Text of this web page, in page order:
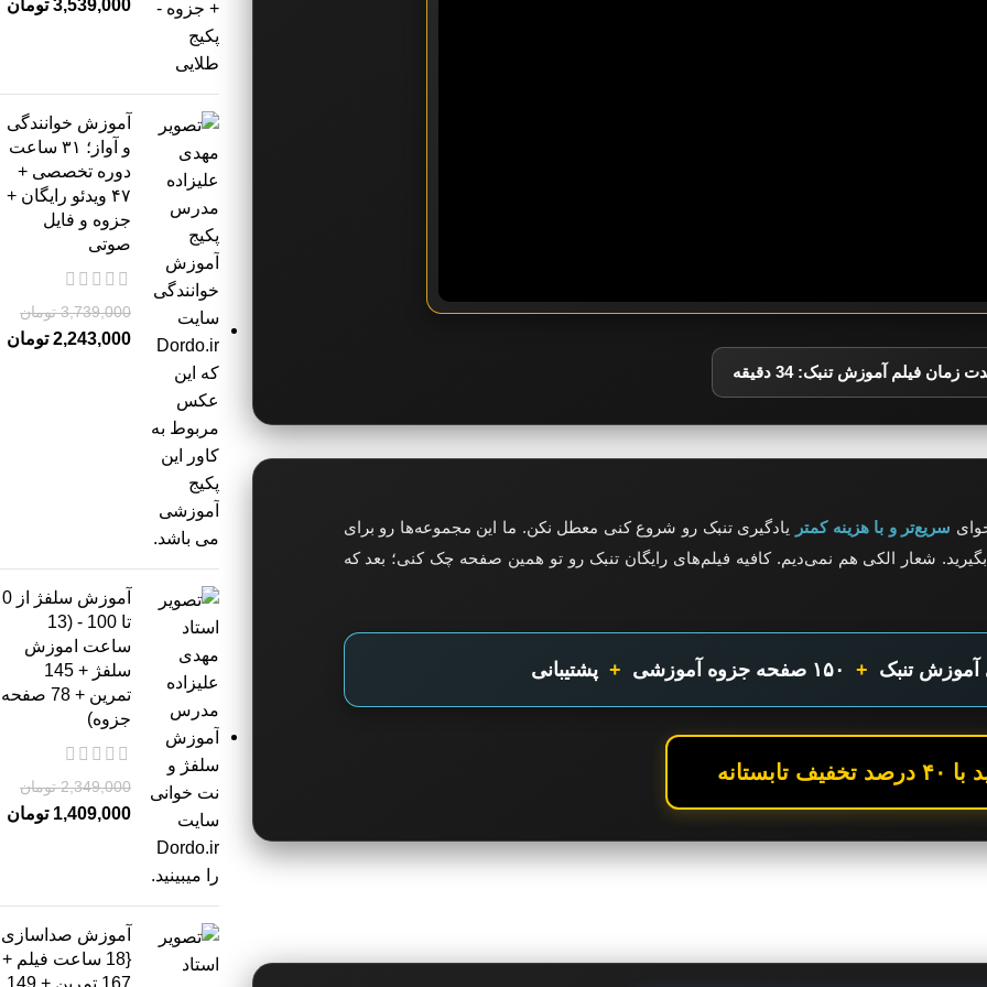
زمان فیلم آموزش تنبک: 34 دقیقه
سریع‌تر و با هزینه کمتر یادگیری تنبک رو شروع کنی معطل نکن. ما این مجموعه‌ها رو برای
شعار الکی هم نمی‌دیم. کافیه فیلم‌های رایگان تنبک رو تو همین صفحه چک کنی؛ بعد که
+
+ پشتیبانی
تابستانه
3,539,000 تومان
آموزش خوانندگی
و آواز؛ ۳۱ ساعت
دوره تخصصی +
۴۷ ویدئو رایگان +
جزوه و فایل
صوتی
3,739,000 تومان
2,243,000 تومان
آموزش سلفژ از 0
تا 100 - (13
ساعت اموزش
سلفژ + 145
تمرین + 78 صفحه
جزوه)
2,349,000 تومان
1,409,000 تومان
آموزش صداسازی
{18 ساعت فیلم +
167 تمرین + 149